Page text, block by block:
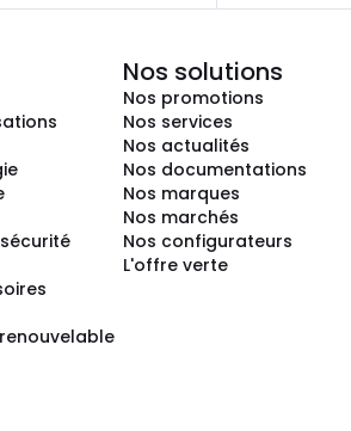
Nos solutions
Nos promotions
Nos services
Nos actualités
Nos documentations
Nos marques
Nos marchés
Nos configurateurs
L'offre verte